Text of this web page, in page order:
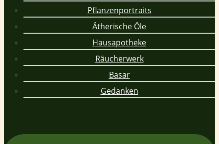
Pflanzenportraits
Ätherische Öle
Hausapotheke
Räucherwerk
Basar
Gedanken